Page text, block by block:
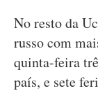
No resto da
russo com
quinta-feira
país, e sete